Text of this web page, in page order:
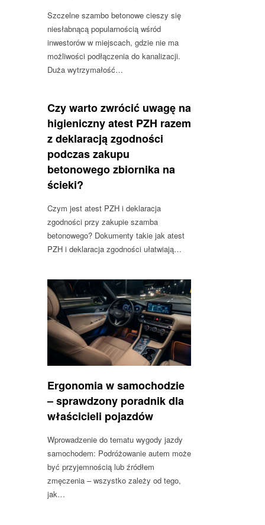
Szczelne szambo betonowe cieszy się
niesłabnącą popularnością wśród
inwestorów w miejscach, gdzie nie ma
możliwości podłączenia do kanalizacji.
Duża wytrzymałość…
Czy warto zwrócić uwagę na
higieniczny atest PZH razem
z deklaracją zgodności
podczas zakupu
betonowego zbiornika na
ścieki?
Czym jest atest PZH i deklaracja
zgodności przy zakupie szamba
betonowego? Dokumenty takie jak atest
PZH i deklaracja zgodności ułatwiają…
Ergonomia w samochodzie
– sprawdzony poradnik dla
właścicieli pojazdów
Wprowadzenie do tematu wygody jazdy
samochodem: Podróżowanie autem może
być przyjemnością lub źródłem
zmęczenia – wszystko zależy od tego,
jak…